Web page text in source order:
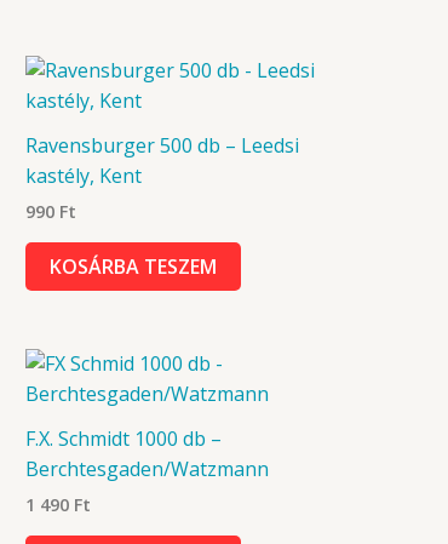
Ravensburger 500 db – Leedsi
kastély, Kent
990 Ft
KOSÁRBA TESZEM
F.X. Schmidt 1000 db –
Berchtesgaden/Watzmann
1 490 Ft